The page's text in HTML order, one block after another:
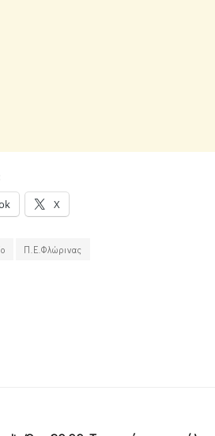
X
Π.Ε.Φλώρινας